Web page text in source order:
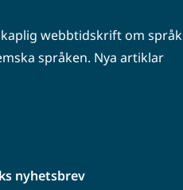
webbtidskrift om språk
språken. Nya artiklar
nyhetsbrev